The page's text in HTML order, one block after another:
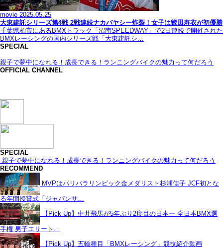
movie 2025.05.25
大東建託シリーズ第4戦 2戦連続ナカバヤシー炸裂！女子は籔田寿衣が初優勝
千葉県柏市にあるBMXトラック「沼南SPEEDWAY」で2日連続で開催された
BMXレーシングの国内シリーズ戦「大東建託シ…
SPECIAL
親子で夢中になれる！成長できる！ランニングバイクの魅力って何だろう
OFFICIAL CHANNEL
SPECIAL
親子で夢中になれる！成長できる！ランニングバイクの魅力って何だろう
RECOMMEND
MVPはパリパラリンピック金メダリスト杉浦佳子 JCF初とな
る年間授賞式「ジャパンサ…
【Pick Up】中井飛馬が5年ぶり2度目の日本一 全日本BMX選
手権 男子エリート…
【Pick Up】五輪種目「BMXレーシング」競技紹介動画